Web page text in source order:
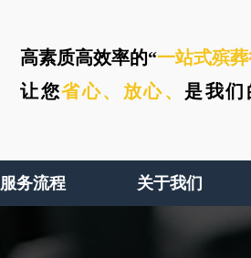
高素质高效率的“一站式殡
让您省心、 放心、 是我们
服务流程 关于我们